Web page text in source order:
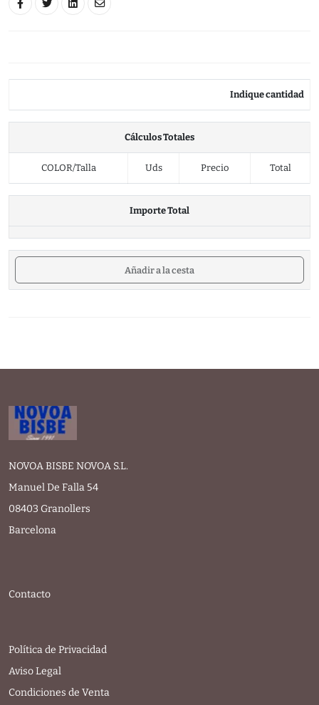
Indique cantidad
Cálculos Totales
COLOR/Talla Uds Precio Total
Importe Total
Añadir a la cesta
NOVOA BISBE NOVOA S.L.
Manuel De Falla 54
08403 Granollers
Barcelona
Contacto
Política de Privacidad
Aviso Legal
Condiciones de Venta